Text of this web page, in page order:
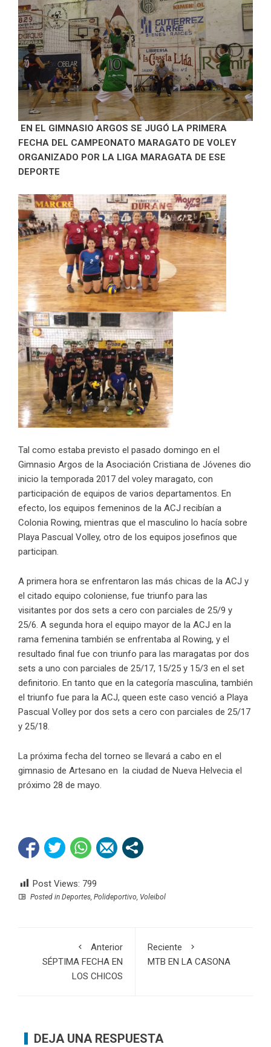
EN EL GIMNASIO ARGOS SE JUGÓ LA PRIMERA
FECHA DEL CAMPEONATO MARAGATO DE VOLEY
ORGANIZADO POR LA LIGA MARAGATA DE ESE
DEPORTE
Tal como estaba previsto el pasado domingo en el
Gimnasio Argos de la Asociación Cristiana de Jóvenes dio
inicio la temporada 2017 del voley maragato, con
participación de equipos de varios departamentos. En
efecto, los equipos femeninos de la ACJ recibían a
Colonia Rowing, mientras que el masculino lo hacía sobre
Playa Pascual Volley, otro de los equipos josefinos que
participan.
A primera hora se enfrentaron las más chicas de la ACJ y
el citado equipo coloniense, fue triunfo para las
visitantes por dos sets a cero con parciales de 25/9 y
25/6. A segunda hora el equipo mayor de la ACJ en la
rama femenina también se enfrentaba al Rowing, y el
resultado final fue con triunfo para las maragatas por dos
sets a uno con parciales de 25/17, 15/25 y 15/3 en el set
definitorio. En tanto que en la categoría masculina, también
el triunfo fue para la ACJ, queen este caso venció a Playa
Pascual Volley por dos sets a cero con parciales de 25/17
y 25/18.
La próxima fecha del torneo se llevará a cabo en el
gimnasio de Artesano en la ciudad de Nueva Helvecia el
próximo 28 de mayo.
Post Views: 799
Posted in Deportes Polideportivo Voleibol
Anterior
SÉPTIMA FECHA EN
LOS CHICOS
Reciente
MTB EN LA CASONA
DEJA UNA RESPUESTA